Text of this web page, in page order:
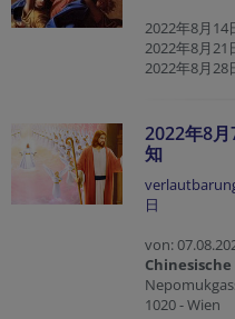
2022年8月14
2022年8月21
2022年8月28
2022年8
知
日
von:
1020 - Wien